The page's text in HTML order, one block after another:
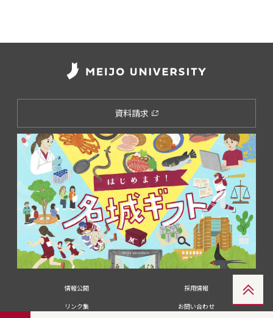
資料請求
情報公開
採用情報
リンク集
お問い合わせ